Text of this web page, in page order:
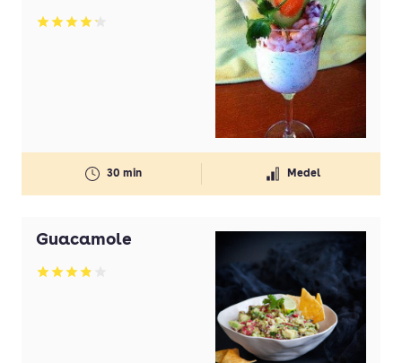
Betyg: 4.17 av 5
30 min Medel
Guacamole
Betyg: 3.88 av 5